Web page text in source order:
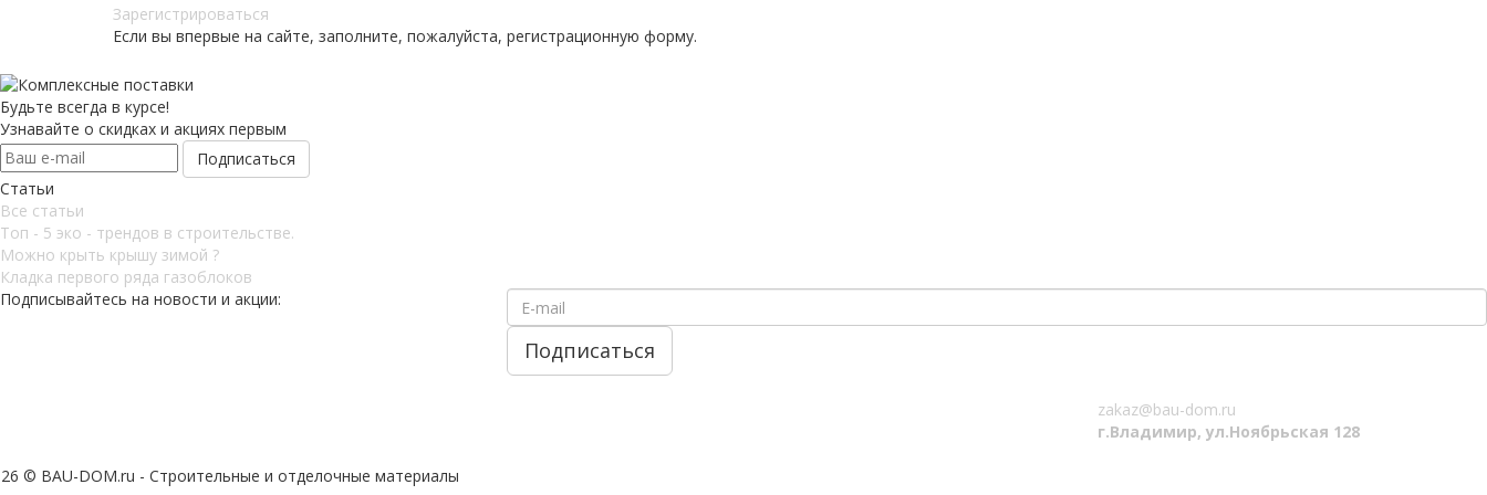
Зарегистрироваться
Если вы впервые на сайте, заполните, пожалуйста, регистрационную форму.
Будьте всегда в курсе!
Узнавайте о скидках и акциях первым
Статьи
Все статьи
Топ - 5 эко - трендов в строительстве.
Можно крыть крышу зимой ?
Кладка первого ряда газоблоков
Подписывайтесь на новости и акции:
zakaz@bau-dom.ru
г.Владимир, ул.Ноябрьская 128
© BAU-DOM.ru - Строительные и отделочные материалы